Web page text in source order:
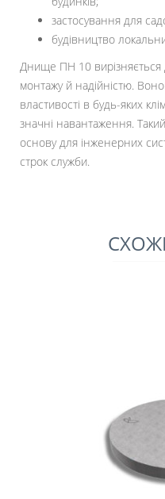
застосування для
будівництво
Днище ПН 10 вирізняється
монтажу й надійністю. Воно
властивості в будь-яких
значні навантаження.
основу для інженерних
строк служби.